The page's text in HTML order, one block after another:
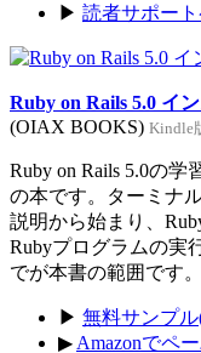
▶ 読者サポー
Ruby on Rails 5.0 イ
(OIAX BOOKS) Kindle
Ruby on Rails 5.0の
の本です。ターミナ
説明から始まり、
Rubyプログラムの実
でが本書の範囲です。
▶ 無料サンプ
▶ Amazonでペ